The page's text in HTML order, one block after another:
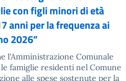
con figli minori di età
anni per la frequenza ai
2026”
l'Amministrazione Comunale
famiglie residenti nel Comune
alle spese sostenute per la